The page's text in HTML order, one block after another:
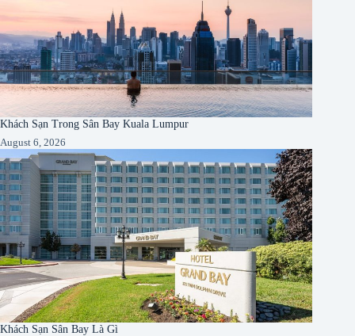
Khách Sạn Trong Sân Bay Kuala Lumpur
August 6, 2026
Khách Sạn Sân Bay Là Gì